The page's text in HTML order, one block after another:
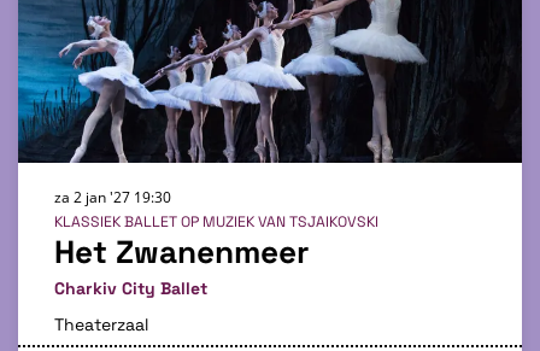
Het Zwanenmeer
Charkiv City Ballet
KLASSIEK BALLET OP MUZIEK VAN TSJAIKOVSKI
za 2 jan '27 19:30
Theaterzaal